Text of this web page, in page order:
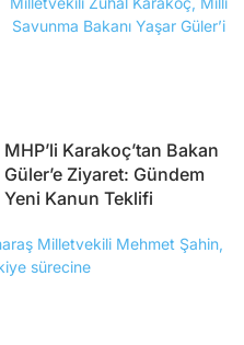
MHP’li Karakoç’tan Bakan
Güler’e Ziyaret: Gündem
Yeni Kanun Teklifi